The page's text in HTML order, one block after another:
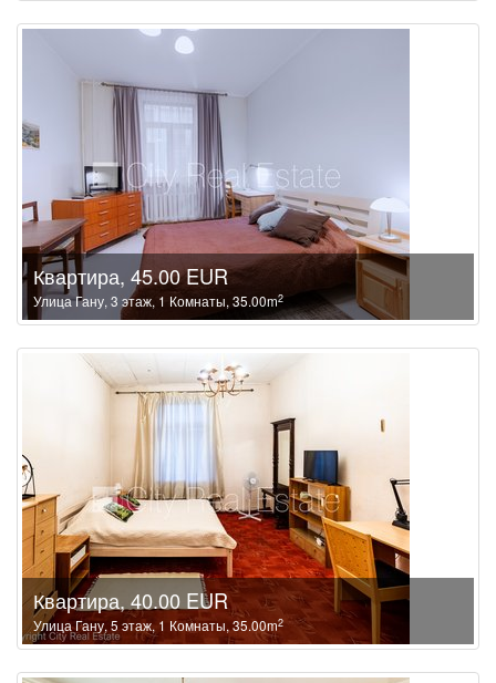
Квартира, 45.00 EUR
Улица Гану, 3 этаж, 1 Комнаты, 35.00m2
Квартира, 40.00 EUR
Улица Гану, 5 этаж, 1 Комнаты, 35.00m2